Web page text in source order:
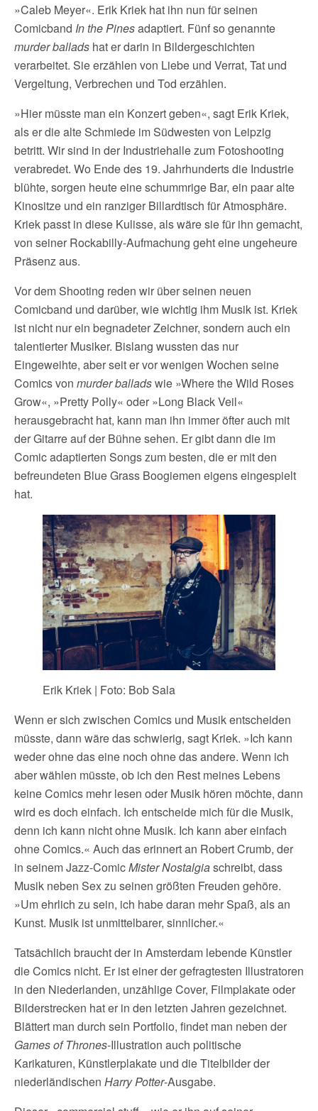
»Caleb Meyer«. Erik Kriek hat ihn nun für seinen
Comicband In the Pinesadaptiert. Fünf so genannte
murder ballads hat er darin in Bildergeschichten
verarbeitet. Sie erzählen von Liebe und Verrat, Tat und
Vergeltung, Verbrechen und Tod erzählen.
»Hier müsste man ein Konzert geben«, sagt Erik Kriek,
als er die alte Schmiede im Südwesten von Leipzig
betritt. Wir sind in der Industriehalle zum Fotoshooting
verabredet. Wo Ende des 19. Jahrhunderts die Industrie
blühte, sorgen heute eine schummrige Bar, ein paar alte
Kinositze und ein ranziger Billardtisch für Atmosphäre.
Kriek passt in diese Kulisse, als wäre sie für ihn gemacht,
von seiner Rockabilly-Aufmachung geht eine ungeheure
Präsenz aus.
Vor dem Shooting reden wir über seinen neuen
Comicband und darüber, wie wichtig ihm Musik ist. Kriek
ist nicht nur ein begnadeter Zeichner, sondern auch ein
talentierter Musiker. Bislang wussten das nur
Eingeweihte, aber seit er vor wenigen Wochen seine
Comics von murder balladswie »Where the Wild Roses
Grow«, »Pretty Polly« oder »Long Black Veil«
herausgebracht hat, kann man ihn immer öfter auch mit
der Gitarre auf der Bühne sehen. Er gibt dann die im
Comic adaptierten Songs zum besten, die er mit den
befreundeten Blue Grass Boogiemen eigens eingespielt
hat.
Erik Kriek | Foto: Bob Sala
Wenn er sich zwischen Comics und Musik entscheiden
müsste, dann wäre das schwierig, sagt Kriek. »Ich kann
weder ohne das eine noch ohne das andere. Wenn ich
aber wählen müsste, ob ich den Rest meines Lebens
keine Comics mehr lesen oder Musik hören möchte, dann
wird es doch einfach. Ich entscheide mich für die Musik,
denn ich kann nicht ohne Musik. Ich kann aber einfach
ohne Comics.« Auch das erinnert an Robert Crumb, der
in seinem Jazz-ComicMister Nostalgiaschreibt, dass
Musik neben Sex zu seinen größten Freuden gehöre.
»Um ehrlich zu sein, ich habe daran mehr Spaß, als an
Kunst. Musik ist unmittelbarer, sinnlicher.«
Tatsächlich braucht der in Amsterdam lebende Künstler
die Comics nicht. Er ist einer der gefragtesten Illustratoren
in den Niederlanden, unzählige Cover, Filmplakate oder
Bilderstrecken hat er in den letzten Jahren gezeichnet.
Blättert man durch sein Portfolio, findet man neben der
Games of Thrones-Illustration auch politische
Karikaturen, Künstlerplakate und die Titelbilder der
niederländischen Harry Potter-Ausgabe.